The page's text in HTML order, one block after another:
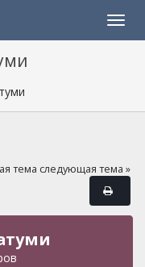
тема следующая тема »